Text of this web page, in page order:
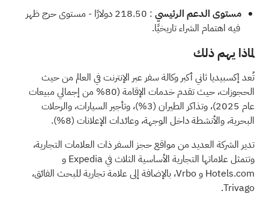
مستوى الدعم الرئيسي
: 218.50 دولارًا - مستوى حرج ظهر
فيه اهتمام الشراء تاريخيًا.
لماذا يهم ذلك
تُعد إكسبيديا ثاني أكبر وكالة سفر عبر الإنترنت في العالم من حيث
الحجوزات، حيث تقدم خدمات الإقامة (80% من إجمالي مبيعات
عام 2025)، وتذاكر الطيران (3%)، وتأجير السيارات، والرحلات
البحرية، والأنشطة داخل الوجهة، وعائدات الإعلانات (8%).
تدير الشركة العديد من مواقع حجز السفر ذات العلامات التجارية،
وتتمثل علاماتها التجارية الأساسية الثلاث في Expedia و
Hotels.com و Vrbo، بالإضافة إلى علامة تجارية للبحث الفائق،
Trivago.